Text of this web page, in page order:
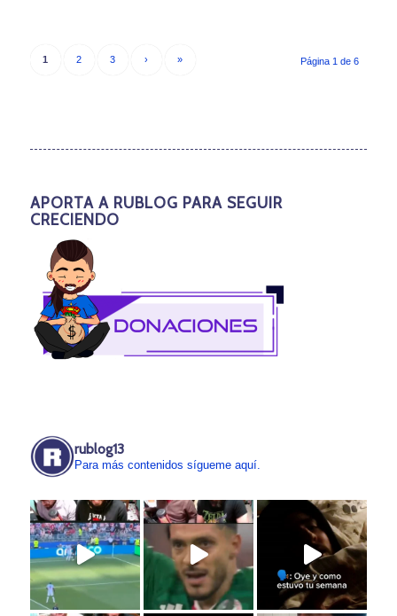
Página 1 de 6
1 2 3 › »
APORTA A RUBLOG PARA SEGUIR
CRECIENDO
rublog13
Para más contenidos sígueme aquí.